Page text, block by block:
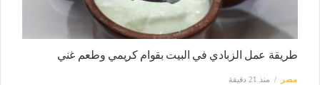
طريقة عمل الزبادي في البيت بقوام كريمي وطعم غني
مصر منذ 21 دقيقة